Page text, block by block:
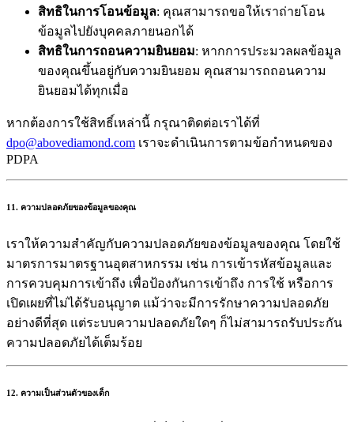
สิทธิในการโอนข้อมูล: คุณสามารถขอให้เราถ่ายโอน
ข้อมูลไปยังบุคคลภายนอกได้
สิทธิในการถอนความยินยอม: หากการประมวลผลข้อมูล
ของคุณขึ้นอยู่กับความยินยอม คุณสามารถถอนความ
ยินยอมได้ทุกเมื่อ
หากต้องการใช้สิทธิ์เหล่านี้ กรุณาติดต่อเราได้ที่
dpo@abovediamond.com เราจะดำเนินการตามข้อกำหนดของ
PDPA
11. ความปลอดภัยของข้อมูลของคุณ
เราให้ความสำคัญกับความปลอดภัยของข้อมูลของคุณ โดยใช้
มาตรการมาตรฐานอุตสาหกรรม เช่น การเข้ารหัสข้อมูลและ
การควบคุมการเข้าถึง เพื่อป้องกันการเข้าถึง การใช้ หรือการ
เปิดเผยที่ไม่ได้รับอนุญาต แม้ว่าจะมีการรักษาความปลอดภัย
อย่างดีที่สุด แต่ระบบความปลอดภัยใดๆ ก็ไม่สามารถรับประกัน
ความปลอดภัยได้เต็มร้อย
12. ความเป็นส่วนตัวของเด็ก